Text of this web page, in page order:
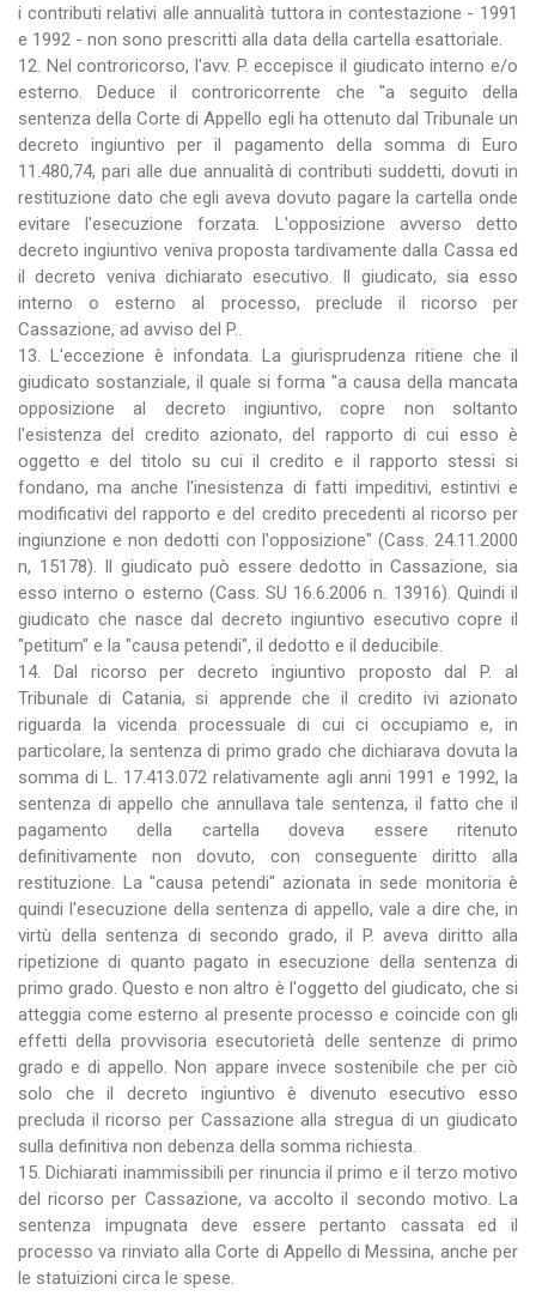
i contributi relativi alle annualità tuttora in contestazione - 1991
e 1992 - non sono prescritti alla data della cartella esattoriale.
12. Nel controricorso, l'avv. P. eccepisce il giudicato interno e/o
esterno. Deduce il controricorrente che "a seguito della
sentenza della Corte di Appello egli ha ottenuto dal Tribunale un
decreto ingiuntivo per il pagamento della somma di Euro
11.480,74, pari alle due annualità di contributi suddetti, dovuti in
restituzione dato che egli aveva dovuto pagare la cartella onde
evitare l'esecuzione forzata. L'opposizione avverso detto
decreto ingiuntivo veniva proposta tardivamente dalla Cassa ed
il decreto veniva dichiarato esecutivo. Il giudicato, sia esso
interno o esterno al processo, preclude il ricorso per
Cassazione, ad avviso del P..
13. L'eccezione è infondata. La giurisprudenza ritiene che il
giudicato sostanziale, il quale si forma "a causa della mancata
opposizione al decreto ingiuntivo, copre non soltanto
l'esistenza del credito azionato, del rapporto di cui esso è
oggetto e del titolo su cui il credito e il rapporto stessi si
fondano, ma anche l'inesistenza di fatti impeditivi, estintivi e
modificativi del rapporto e del credito precedenti al ricorso per
ingiunzione e non dedotti con l'opposizione" (Cass. 24.11.2000
n, 15178). Il giudicato può essere dedotto in Cassazione, sia
esso interno o esterno (Cass. SU 16.6.2006 n. 13916). Quindi il
giudicato che nasce dal decreto ingiuntivo esecutivo copre il
"petitum" e la "causa petendi", il dedotto e il deducibile.
14. Dal ricorso per decreto ingiuntivo proposto dal P. al
Tribunale di Catania, si apprende che il credito ivi azionato
riguarda la vicenda processuale di cui ci occupiamo e, in
particolare, la sentenza di primo grado che dichiarava dovuta la
somma di L. 17.413.072 relativamente agli anni 1991 e 1992, la
sentenza di appello che annullava tale sentenza, il fatto che il
pagamento della cartella doveva essere ritenuto
definitivamente non dovuto, con conseguente diritto alla
restituzione. La "causa petendi" azionata in sede monitoria è
quindi l'esecuzione della sentenza di appello, vale a dire che, in
virtù della sentenza di secondo grado, il P. aveva diritto alla
ripetizione di quanto pagato in esecuzione della sentenza di
primo grado. Questo e non altro è l'oggetto del giudicato, che si
atteggia come esterno al presente processo e coincide con gli
effetti della provvisoria esecutorietà delle sentenze di primo
grado e di appello. Non appare invece sostenibile che per ciò
solo che il decreto ingiuntivo è divenuto esecutivo esso
precluda il ricorso per Cassazione alla stregua di un giudicato
sulla definitiva non debenza della somma richiesta.
15. Dichiarati inammissibili per rinuncia il primo e il terzo motivo
del ricorso per Cassazione, va accolto il secondo motivo. La
sentenza impugnata deve essere pertanto cassata ed il
processo va rinviato alla Corte di Appello di Messina, anche per
le statuizioni circa le spese.